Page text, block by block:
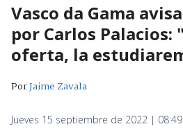
Vasco da Gama
por Carlos Palacios:
oferta, la
PorJaime Zavala
Jueves 15 septiembre de 2022 | 08:49